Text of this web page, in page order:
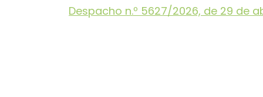
Despacho n.º 5627/2026, de 29 de